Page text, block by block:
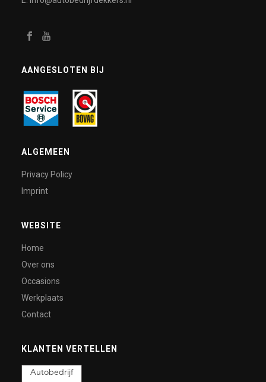
AANGESLOTEN BIJ
ALGEMEEN
Privacy Policy
Imprint
WEBSITE
Home
Over ons
Occasions
Werkplaats
Contact
KLANTEN VERTELLEN
Autobedrijf